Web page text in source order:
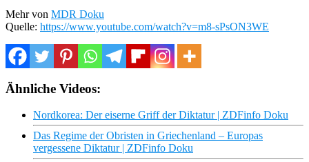
Mehr von MDR Doku
Quelle: https://www.youtube.com/watch?v=m8-sPsON3WE
Ähnliche Videos:
Nordkorea: Der eiserne Griff der Diktatur | ZDFinfo Doku
Das Regime der Obristen in Griechenland – Europas
vergessene Diktatur | ZDFinfo Doku